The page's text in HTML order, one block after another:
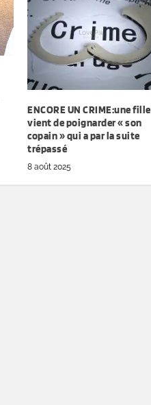
ENCORE UN CRIME:une fille
vient de poignarder « son
copain » qui a par la suite
trépassé
8 août 2025